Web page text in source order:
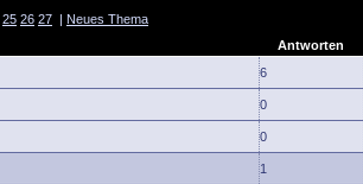
25 26 27 | Neues Thema
Antworten
6
0
0
1